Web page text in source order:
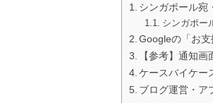
シンガポール宛
シンガポー
Googleの「お
【参考】通知画
ケースバイケー
ブログ運営・ア